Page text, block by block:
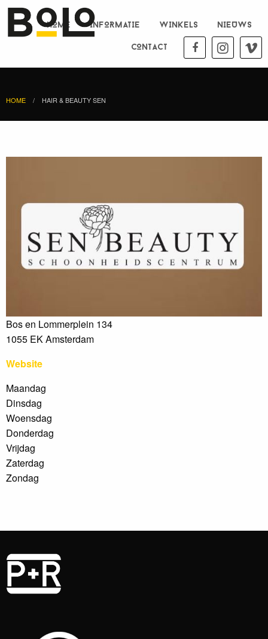
HOME INFORMATIE WINKELS NIEUWS
CONTACT
HOME HAIR & BEAUTY SEN
Bos en Lommerplein 134
1055 EK Amsterdam
Website
Maandag
Dinsdag
Woensdag
Donderdag
Vrijdag
Zaterdag
Zondag